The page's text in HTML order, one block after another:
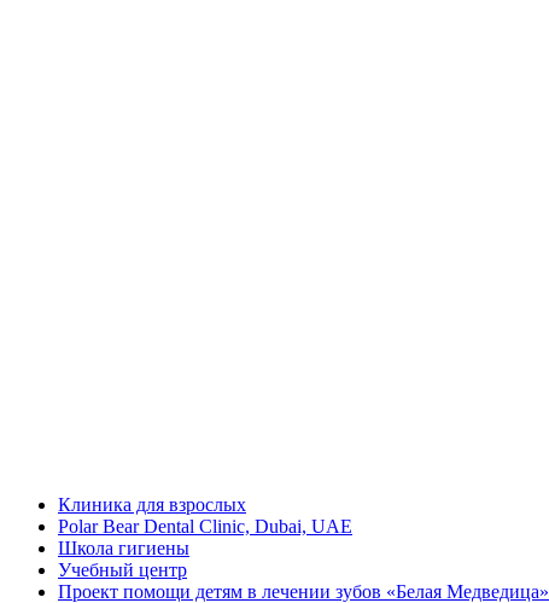
Клиника для взрослых
Polar Bear Dental Clinic, Dubai, UAE
Школа гигиены
Учебный центр
Проект помощи детям в лечении зубов «Белая Медведица»